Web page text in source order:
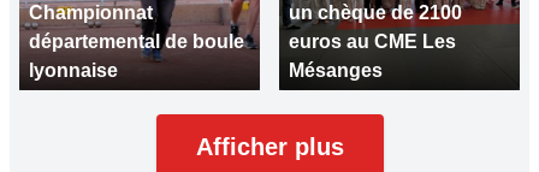
Championnat
départemental de boule
lyonnaise
un chèque de 2100
euros au CME Les
Mésanges
Afficher plus